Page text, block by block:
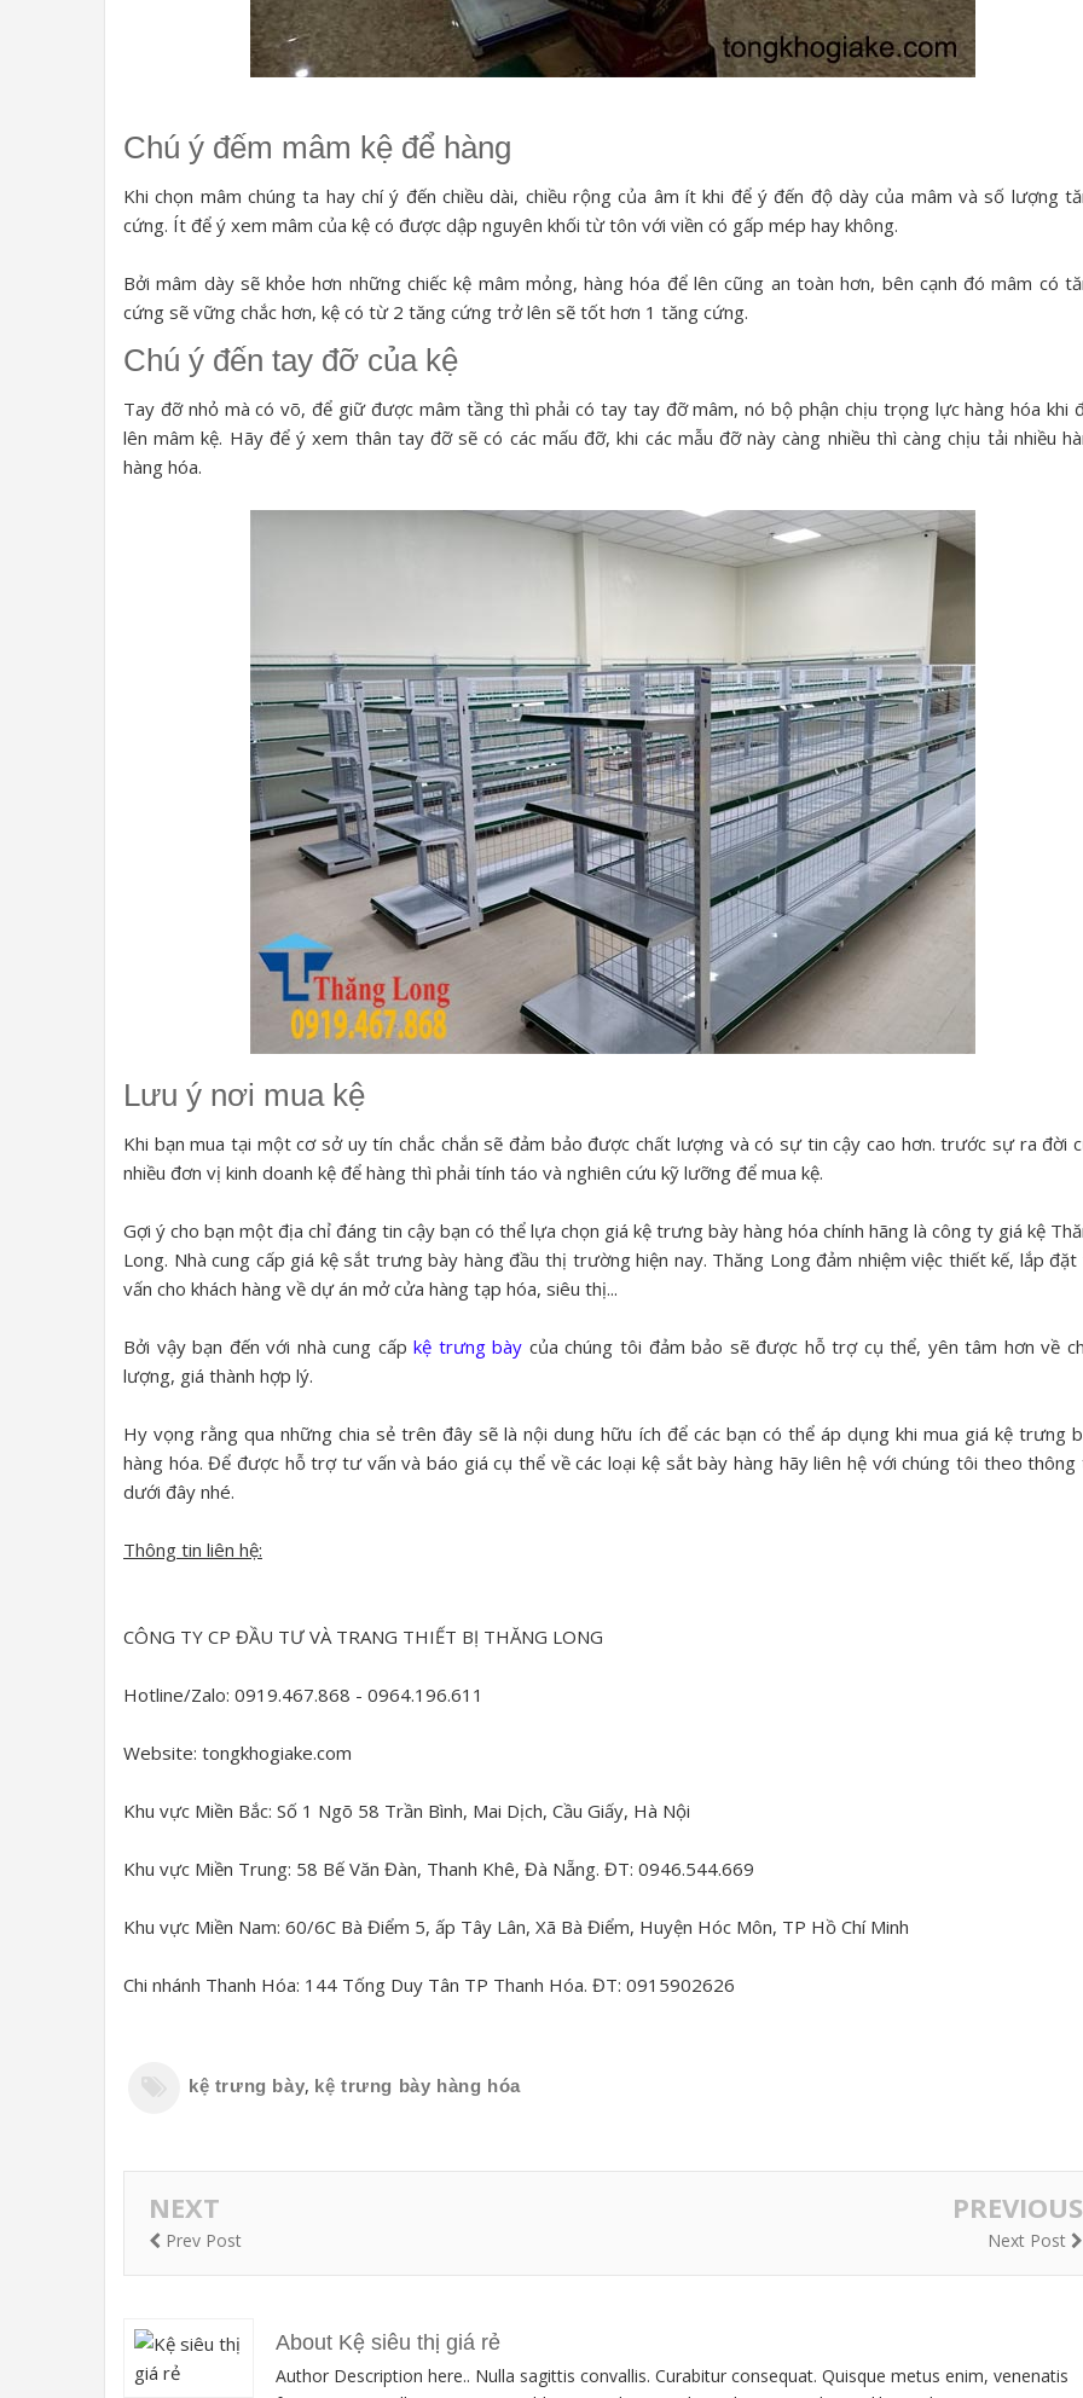
Chú ý đếm mâm kệ để hàng
Khi chọn mâm chúng ta hay chí ý đến chiều dài, chiều rộng của âm ít khi để ý đến độ dày của mâm và số lượng
cứng. Ít để ý xem mâm của kệ có được dập nguyên khối từ tôn với viền có gấp mép hay không.
Bởi mâm dày sẽ khỏe hơn những chiếc kệ mâm mỏng, hàng hóa để lên cũng an toàn hơn, bên cạnh đó mâm có
cứng sẽ vững chắc hơn, kệ có từ 2 tăng cứng trở lên sẽ tốt hơn 1 tăng cứng.
Chú ý đến tay đỡ của kệ
Tay đỡ nhỏ mà có võ, để giữ được mâm tầng thì phải có tay tay đỡ mâm, nó bộ phận chịu trọng lực hàng hóa khi
lên mâm kệ. Hãy để ý xem thân tay đỡ sẽ có các mấu đỡ, khi các mẫu đỡ này càng nhiều thì càng chịu tải nhiều
hàng hóa.
Lưu ý nơi mua kệ
Khi bạn mua tại một cơ sở uy tín chắc chắn sẽ đảm bảo được chất lượng và có sự tin cậy cao hơn. trước sự ra đời
nhiều đơn vị kinh doanh kệ để hàng thì phải tính táo và nghiên cứu kỹ lưỡng để mua kệ.
Gợi ý cho bạn một địa chỉ đáng tin cậy bạn có thể lựa chọn giá kệ trưng bày hàng hóa chính hãng là công ty giá kệ
Long. Nhà cung cấp giá kệ sắt trưng bày hàng đầu thị trường hiện nay. Thăng Long đảm nhiệm việc thiết kế, lắp
vấn cho khách hàng về dự án mở cửa hàng tạp hóa, siêu thị...
Bởi vậy bạn đến với nhà cung cấpkệ trưng bày của chúng tôi đảm bảo sẽ được hỗ trợ cụ thể, yên tâm hơn về
lượng, giá thành hợp lý.
Hy vọng rằng qua những chia sẻ trên đây sẽ là nội dung hữu ích để các bạn có thể áp dụng khi mua giá kệ trưng
hàng hóa. Để được hỗ trợ tư vấn và báo giá cụ thể về các loại kệ sắt bày hàng hãy liên hệ với chúng tôi theo thông
dưới đây nhé.
Thông tin liên hệ:
CÔNG TY CP ĐẦU TƯ VÀ TRANG THIẾT BỊ THĂNG LONG
Hotline/Zalo: 0919.467.868 - 0964.196.611
Website: tongkhogiake.com
Khu vực Miền Bắc: Số 1 Ngõ 58 Trần Bình, Mai Dịch, Cầu Giấy, Hà Nội
Khu vực Miền Trung: 58 Bế Văn Đàn, Thanh Khê, Đà Nẵng. ĐT: 0946.544.669
Khu vực Miền Nam: 60/6C Bà Điểm 5, ấp Tây Lân, Xã Bà Điểm, Huyện Hóc Môn, TP Hồ Chí Minh
Chi nhánh Thanh Hóa: 144 Tống Duy Tân TP Thanh Hóa. ĐT: 0915902626
kệ trưng bày, kệ trưng bày hàng hóa
NEXT
Prev Post
PREVIOUS
Next Post
About Kệ siêu thị giá rẻ
Author Description here.. Nulla sagittis convallis. Curabitur consequat. Quisque metus enim, venenatis